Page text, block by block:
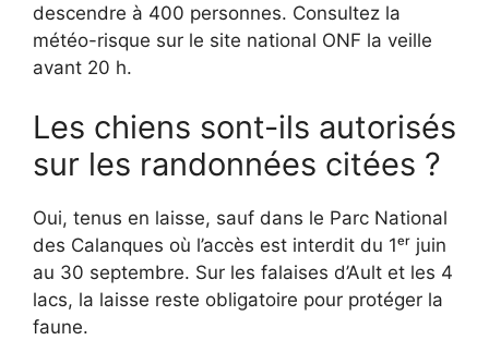
descendre à 400 personnes. Consultez la
météo-risque sur le site national ONF la veille
avant 20 h.
Les chiens sont-ils autorisés
sur les randonnées citées ?
Oui, tenus en laisse, sauf dans le Parc National
des Calanques où l’accès est interdit du 1ᵉʳ juin
au 30 septembre. Sur les falaises d’Ault et les 4
lacs, la laisse reste obligatoire pour protéger la
faune.